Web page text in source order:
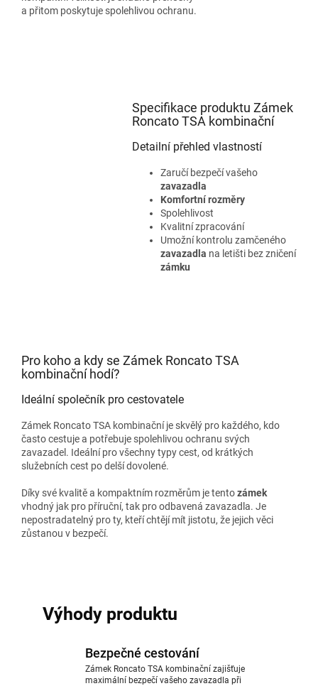
a přitom poskytuje spolehlivou ochranu.
Specifikace produktu Zámek
Roncato TSA kombinační
Detailní přehled vlastností
Zaručí bezpečí vašeho
zavazadla
Komfortní rozměry
Spolehlivost
Kvalitní zpracování
Umožní kontrolu zamčeného
zavazadla na letišti bez zničení
zámku
Pro koho a kdy se Zámek Roncato TSA
kombinační hodí?
Ideální společník pro cestovatele
Zámek Roncato TSA kombinační je skvělý pro každého, kdo
často cestuje a potřebuje spolehlivou ochranu svých
zavazadel. Ideální pro všechny typy cest, od krátkých
služebních cest po delší dovolené.
Díky své kvalitě a kompaktním rozměrům je tentozámek
vhodný jak pro příruční, tak pro odbavená zavazadla. Je
nepostradatelný pro ty, kteří chtějí mít jistotu, že jejich věci
zůstanou v bezpečí.
Výhody produktu
Bezpečné cestování
Zámek Roncato TSA kombinační zajišťuje
maximální bezpečí vašeho zavazadla při